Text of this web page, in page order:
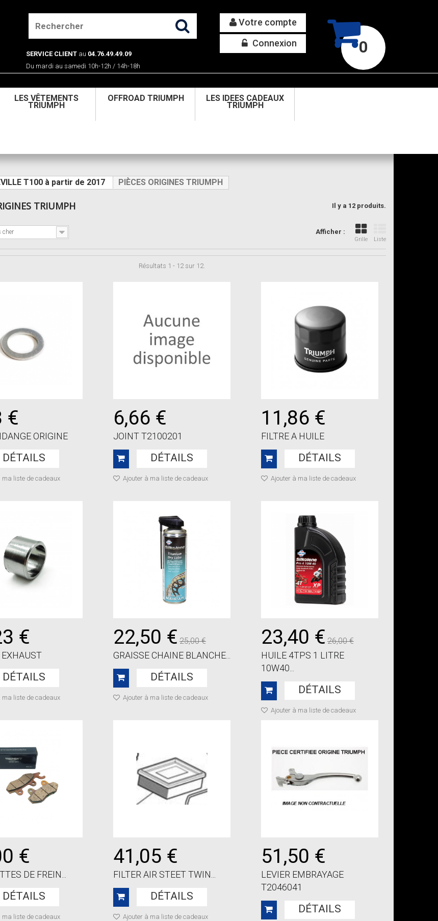
0
Votre compte
Connexion
SERVICE CLIENT au 04.76.49.49.09
Du mardi au samedi 10h-12h / 14h-18h
LES VÊTEMENTS
TRIUMPH
OFFROAD TRIUMPH LES IDEES CADEAUX
TRIUMPH
T100 à partir de 2017 PIÈCES ORIGINES TRIUMPH
TRIUMPH Il y a 12 produits.
Afficher :
Grille Liste
cher
Résultats 1 - 12 sur 12.
€
ORIGINE
DÉTAILS
ma liste de cadeaux
6,66 €
JOINT T2100201
DÉTAILS
Ajouter à ma liste de cadeaux
11,86 €
FILTRE A HUILE
DÉTAILS
Ajouter à ma liste de cadeaux
€
DÉTAILS
ma liste de cadeaux
22,50 € 25,00 €
GRAISSE CHAINE BLANCHE...
DÉTAILS
Ajouter à ma liste de cadeaux
23,40 € 26,00 €
HUILE 4TPS 1 LITRE
10W40...
DÉTAILS
Ajouter à ma liste de cadeaux
€
DE FREIN...
DÉTAILS
ma liste de cadeaux
41,05 €
FILTER AIR STEET TWIN...
DÉTAILS
Ajouter à ma liste de cadeaux
51,50 €
LEVIER EMBRAYAGE
T2046041
DÉTAILS